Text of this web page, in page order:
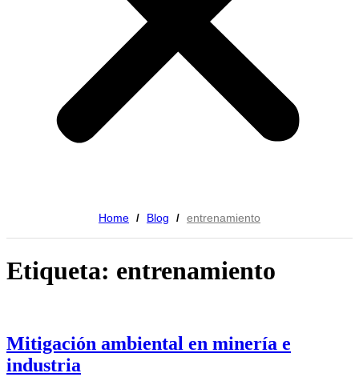
Home / Blog / entrenamiento
Etiqueta: entrenamiento
Mitigación ambiental en minería e
industria